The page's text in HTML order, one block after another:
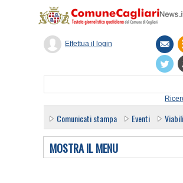
Effettua il login
Comunicati stampa Eventi
MOSTRA IL MENU